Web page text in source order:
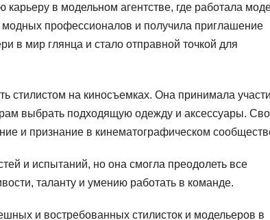
в модельном агентстве, где работала
модных профессионалов и получила приглашение
в мир глянца и стало отправной точкой для
стилистом на киносъемках. Она принимала
выбрать подходящую одежду и аксессуары.
и признание в кинематографическом
и испытаний, но она смогла преодолеть все
таланту и умению работать в команде.
и востребованных стилисток и модельеров в